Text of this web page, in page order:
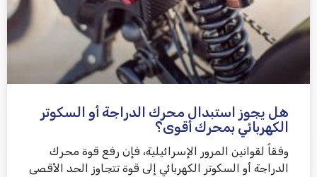
هل يجوز استبدال محرك الدراجة أو السكوتر
الكهربائي بمحرك أقوى؟
وفقاً لقوانين المرور الإسرائيلية، فإن رفع قوة محرك
الدراجة أو السكوتر الكهربائي إلى قوة تتجاوز الحد الأقصى